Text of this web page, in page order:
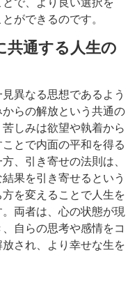
で、より良い選択を
ができるのです。
共通する人生の
異なる思想であるよう
らの解放という共通の
しみは欲望や執着から
とで内面の平和を得る
、引き寄せの法則は、
果を引き寄せるという
を変えることで人生を
両者は、心の状態が現
自らの思考や感情をコ
され、より幸せな生を